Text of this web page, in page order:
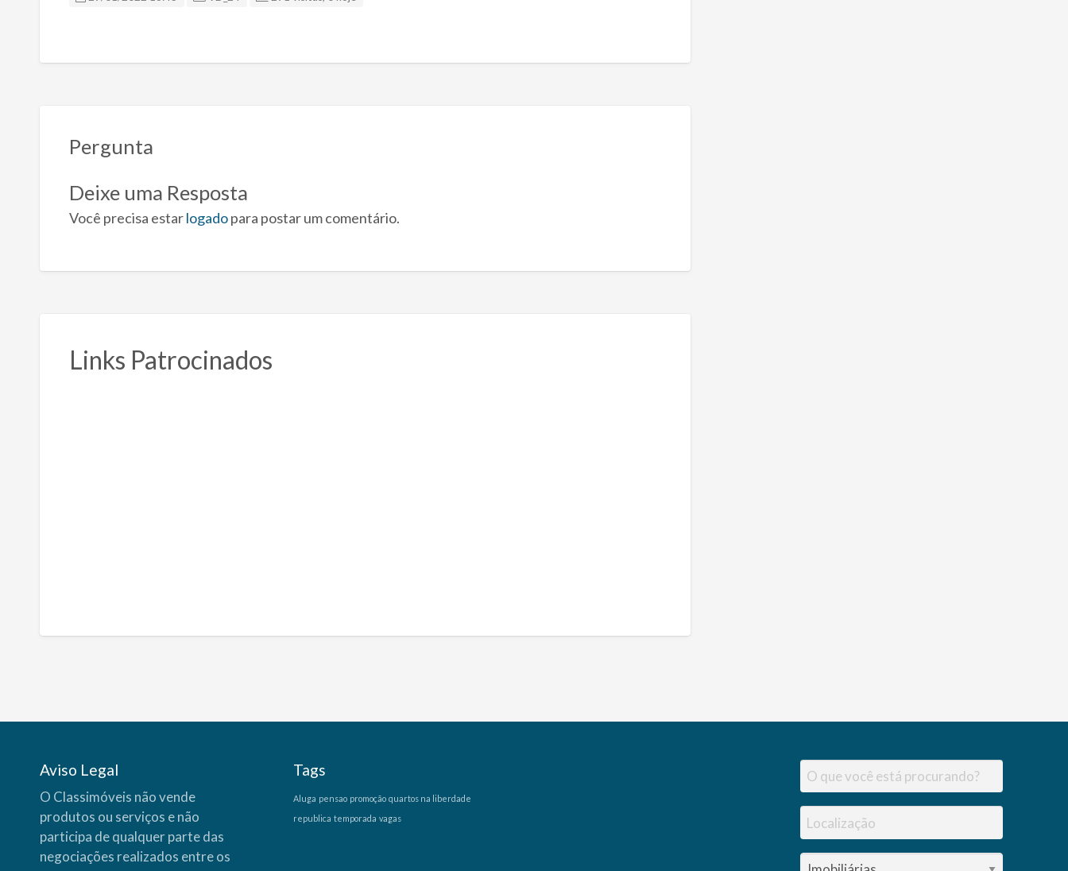
Pergunta
Deixe uma Resposta
Você precisa estarlogadopara postar um comentário.
Links Patrocinados
Aviso Legal
O Classimóveis não vende
produtos ou serviços e não
participa de qualquer parte das
negociações realizados entre os
Tags
Aluga pensao promoção quartos na liberdade
republica temporada vagas